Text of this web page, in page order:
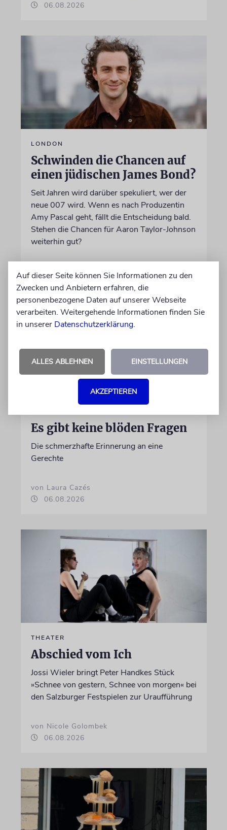
06.08.2026
LONDON
Schwinden die Chancen auf
einen jüdischen James Bond?
Seit Jahren wird darüber spekuliert, wer der
neue 007 wird. Wenn es nach Produzentin
Amy Pascal geht, fällt die Entscheidung bald.
Stehen die Chancen für Aaron Taylor-Johnson
weiterhin gut?
06.08.2026
Es gibt keine blöden Fragen
Die schmerzhafte Erinnerung an eine
Gerechte
von Laura Cazés
06.08.2026
THEATER
Abschied vom Ich
Jossi Wieler bringt Peter Handkes Stück
»Schnee von gestern, Schnee von morgen« bei
den Salzburger Festspielen zur Uraufführung
von Nicole Golombek
06.08.2026
Auf dieser Seite können Sie Informationen zu den
Zwecken und Anbietern erfahren, die
personenbezogene Daten auf unserer Webseite
verarbeiten. Weitergehende Informationen finden Sie
in unserer Datenschutzerklärung.
ALLES ABLEHNEN EINSTELLUNGEN
AKZEPTIEREN